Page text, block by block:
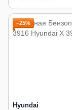
−25%
Hyundai